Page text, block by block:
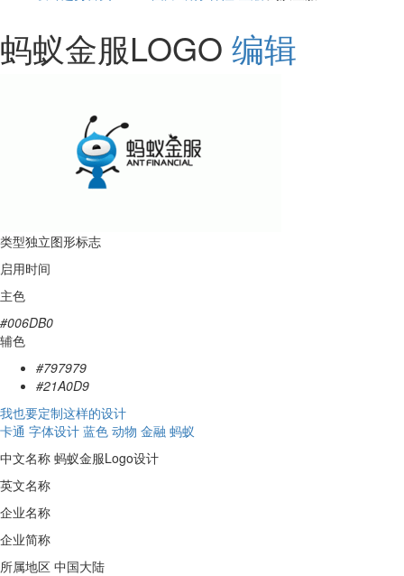
蚂蚁金服LOGO 编辑
类型独立图形标志
启用时间
主色
#006DB0
辅色
#797979
#21A0D9
我也要定制这样的设计
卡通 字体设计 蓝色 动物 金融 蚂蚁
中文名称 蚂蚁金服Logo设计
英文名称
企业名称
企业简称
所属地区 中国大陆